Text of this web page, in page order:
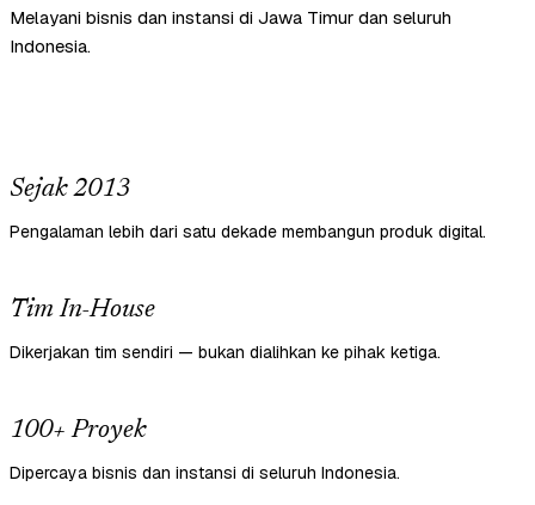
Melayani bisnis dan instansi di Jawa Timur dan seluruh
Indonesia.
Sejak 2013
Pengalaman lebih dari satu dekade membangun produk digital.
Tim In-House
Dikerjakan tim sendiri — bukan dialihkan ke pihak ketiga.
100+ Proyek
Dipercaya bisnis dan instansi di seluruh Indonesia.